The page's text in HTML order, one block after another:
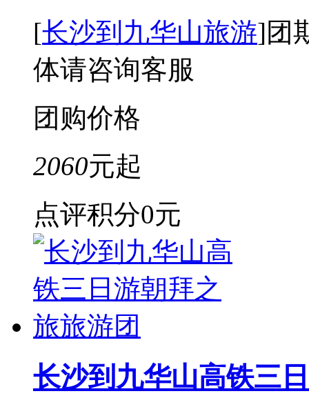
[长沙到九华山旅游]团
体请咨询客服
团购价格
2060元起
点评积分0元
长沙到九华山高铁三